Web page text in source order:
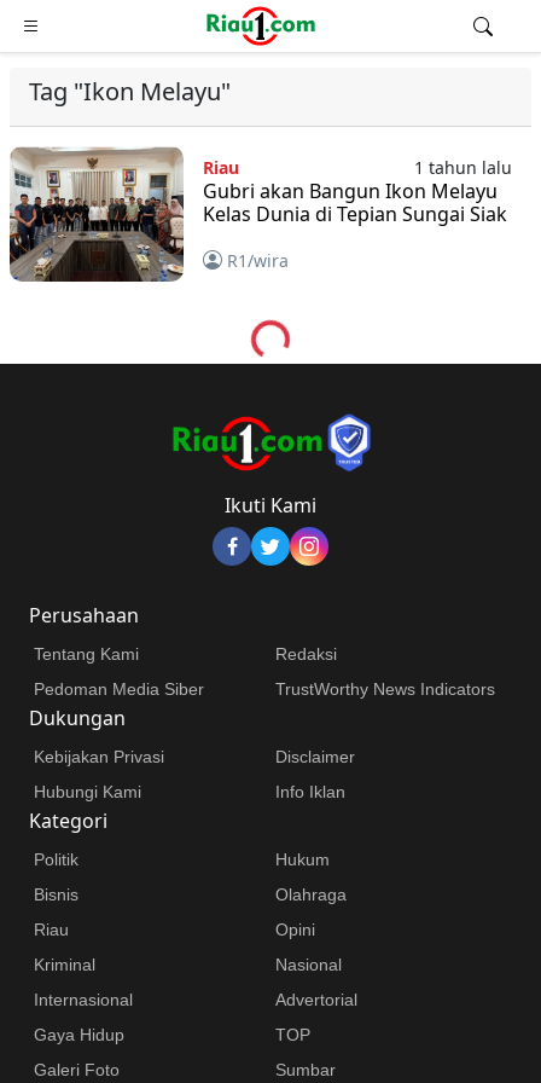
Tag "Ikon Melayu"
Riau 1 tahun lalu
Gubri akan Bangun Ikon Melayu
Kelas Dunia di Tepian Sungai Siak
R1/wira
Loading...
Ikuti Kami
Perusahaan
Tentang Kami
Redaksi
Pedoman Media Siber
TrustWorthy News Indicators
Dukungan
Kebijakan Privasi
Disclaimer
Hubungi Kami
Info Iklan
Kategori
Politik
Hukum
Bisnis
Olahraga
Riau
Opini
Kriminal
Nasional
Internasional
Advertorial
Gaya Hidup
TOP
Galeri Foto
Sumbar